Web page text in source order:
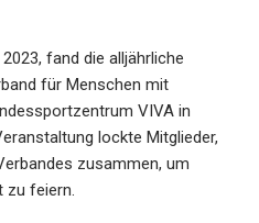
fand die alljährliche
für Menschen mit
VIVA in
lockte Mitglieder,
zusammen, um
zu feiern.